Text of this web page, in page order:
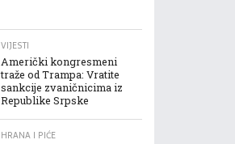
VIJESTI
Američki kongresmeni
traže od Trampa: Vratite
sankcije zvaničnicima iz
Republike Srpske
HRANA I PIĆE